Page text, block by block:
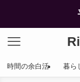
時間の余白活 暮ら